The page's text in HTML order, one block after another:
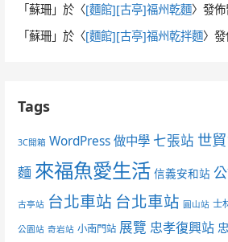
「蘇珊 」於〈[麵館][古亭]福州乾麵〉發
「蘇珊 」於〈[麵館][古亭]福州乾拌麵〉
Tags
3C開箱 WordPress 做中學 七張站 世
麵 來福魚愛生活 信義安和站
古亭站 台北車站 台北車站 圓山站 士
公園站 奇岩站 小南門站 展覽 忠孝復興站